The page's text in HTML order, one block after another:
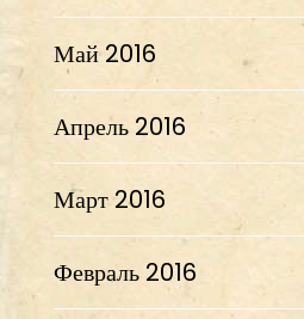
Май 2016
Апрель 2016
Март 2016
Февраль 2016